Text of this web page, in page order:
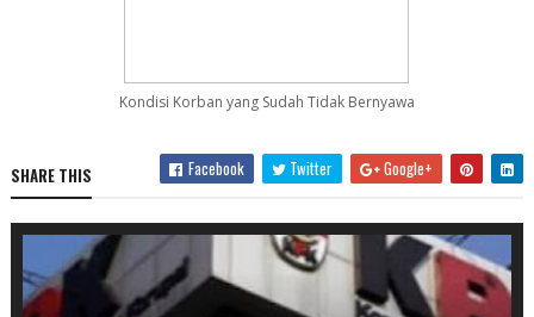
Kondisi Korban yang Sudah Tidak Bernyawa
SHARE THIS Facebook Twitter Google+